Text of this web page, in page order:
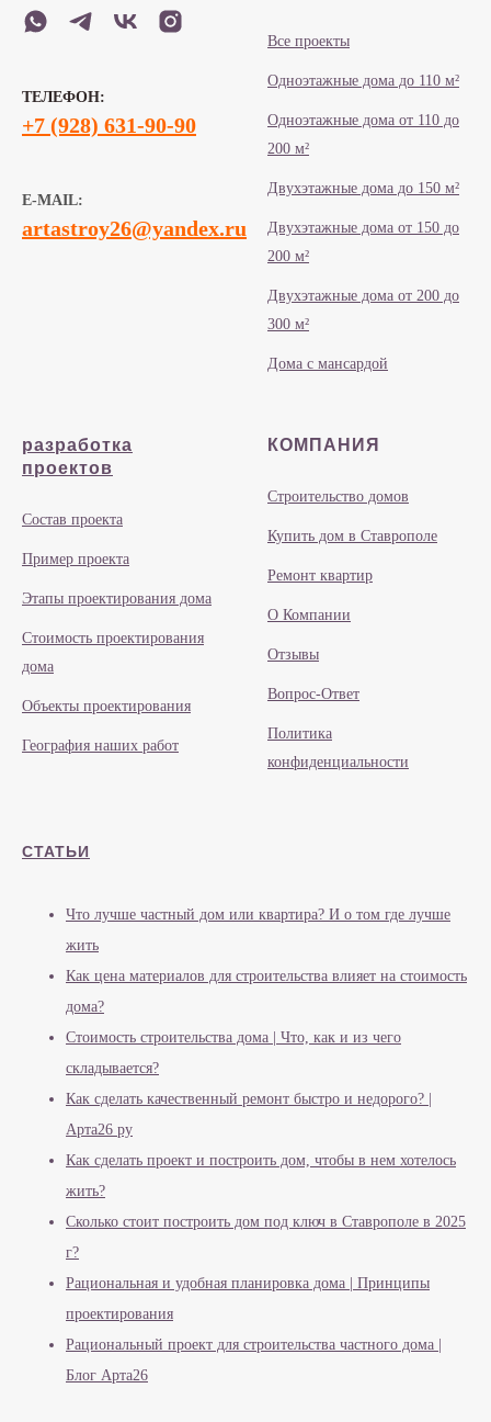
ТЕЛЕФОН:
+7 (928) 631-90-90
E-MAIL:
artastroy26@yandex.ru
Все проекты
Одноэтажные дома до 110 м²
Одноэтажные дома от 110 до
200 м²
Двухэтажные дома до 150 м²
Двухэтажные дома от 150 до
200 м²
Двухэтажные дома от 200 до
300 м²
Дома с мансардой
разработка
проектов
Состав проекта
Пример проекта
Этапы проектирования дома
Стоимость проектирования
дома
Объекты проектирования
География наших работ
КОМПАНИЯ
Строительство домов
Купить дом в Ставрополе
Ремонт квартир
О Компании
Отзывы
Вопрос-Ответ
Политика
конфиденциальности
СТАТЬИ
Что лучше частный дом или квартира? И о том где лучше
жить
Как цена материалов для строительства влияет на стоимость
дома?
Стоимость строительства дома | Что, как и из чего
складывается?
Как сделать качественный ремонт быстро и недорого? |
Арта26 ру
Как сделать проект и построить дом, чтобы в нем хотелось
жить?
Сколько стоит построить дом под ключ в Ставрополе в 2025
г?
Рациональная и удобная планировка дома | Принципы
проектирования
Рациональный проект для строительства частного дома |
Блог Арта26